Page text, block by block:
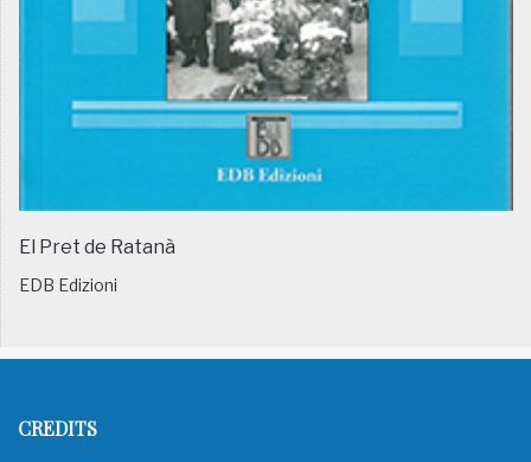
El Pret de Ratanà
EDB Edizioni
CREDITS